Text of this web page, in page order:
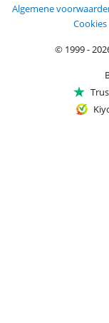
Algemene
Cookies
© 1999 -